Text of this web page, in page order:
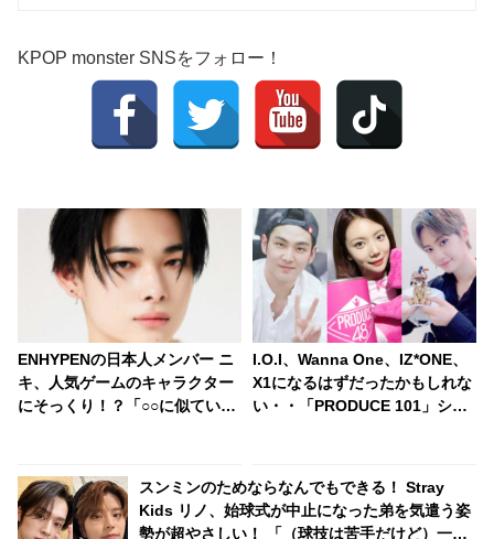
KPOP monster SNSをフォロー！
ENHYPENの日本人メンバー ニ
キ、人気ゲームのキャラクター
にそっくり！？「○○に似ている
な見た目にファン大爆笑「客観
的な視点で自分を見てるねｗ
ｗ」
I.O.I、Wanna One、IZ*ONE、
X1になるはずだったかもしれな
い・・「PRODUCE 101」シリ
スンミンのためならなんでもできる！ Stray
Kids リノ、始球式が中止になった弟を気遣う姿
勢が超やさしい！ 「（球技は苦手だけど）一緒